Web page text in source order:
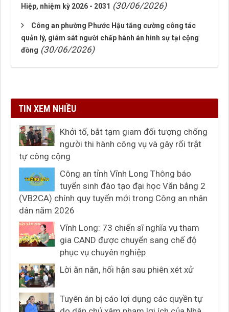
Hiệp, nhiệm kỳ 2026 - 2031 (30/06/2026)
Công an phường Phước Hậu tăng cường công tác
quản lý, giám sát người chấp hành án hình sự tại cộng
đồng (30/06/2026)
TIN XEM NHIỀU
Khởi tố, bắt tạm giam đối tượng chống
người thi hành công vụ và gây rối trật
tự công cộng
Công an tỉnh Vĩnh Long Thông báo
tuyển sinh đào tạo đại học Văn bằng 2
(VB2CA) chính quy tuyển mới trong Công an nhân
dân năm 2026
Vĩnh Long: 73 chiến sĩ nghĩa vụ tham
gia CAND được chuyển sang chế độ
phục vụ chuyên nghiệp
Lời ăn năn, hối hận sau phiên xét xử
Tuyên án bị cáo lợi dụng các quyền tự